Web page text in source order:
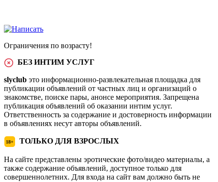
Ограничения по возрасту!
БЕЗ ИНТИМ УСЛУГ
slyclub это информационно-развлекательная площадка для
публикации объявлений от частных лиц и организаций о
знакомстве, поиске пары, анонсе мероприятия. Запрещена
публикация объявлений об оказании интим услуг.
Ответственность за содержание и достоверность информации
в объявлениях несут авторы объявлений.
18+ ТОЛЬКО ДЛЯ ВЗРОСЛЫХ
На сайте представлены эротические фото/видео материалы, а
также содержание объявлений, доступное только для
совершеннолетних. Для входа на сайт вам должно быть не